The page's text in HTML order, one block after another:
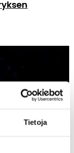
Tietoja